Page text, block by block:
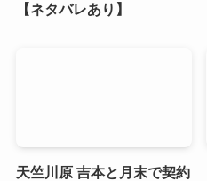
【ネタバレあり】
天竺川原 吉本と月末で契約